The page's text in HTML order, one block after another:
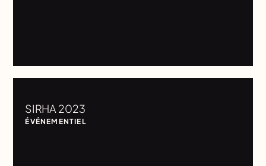
SIRHA 2023
ÉVÉNEMENTIEL